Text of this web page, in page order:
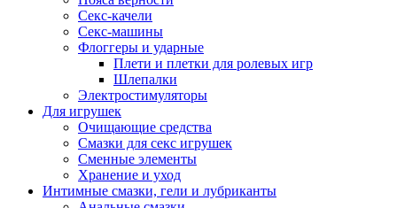
Секс-качели
Секс-машины
Флоггеры и ударные
Плети и плетки для ролевых игр
Шлепалки
Электростимуляторы
Для игрушек
Очищающие средства
Смазки для секс игрушек
Сменные элементы
Хранение и уход
Интимные смазки, гели и лубриканты